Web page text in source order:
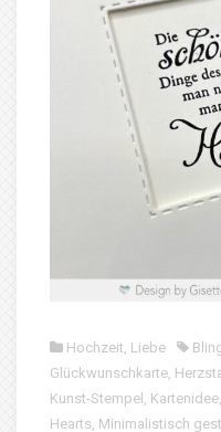
Hochzeit, Liebe
Glückwunschkarte,
Kunst-Stempel , Kartenidee,
Hearts, Minimalistisch